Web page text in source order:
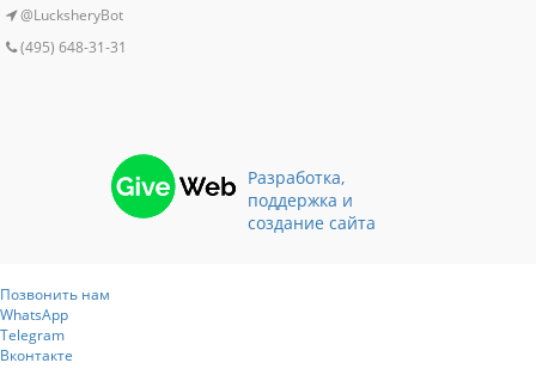
@LucksheryBot
(495) 648-31-31
Разработка,
поддержка и
создание сайта
Позвонить нам
WhatsApp
Telegram
Вконтакте